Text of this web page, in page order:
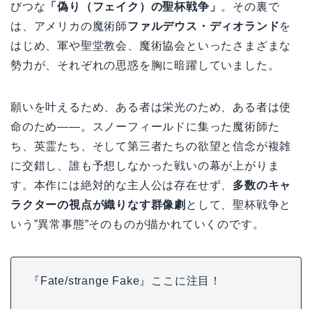
びつな 「偽り（フェイク）の聖杯戦争」 。その裏で
は、アメリカの魔術師ファルデウス・ディオランドを
はじめ、軍や聖堂教会、魔術協会といったさまざまな
勢力が、それぞれの思惑を胸に暗躍していました。
願いを叶えるため、ある者は栄光のため、ある者は使
命のため――。スノーフィールドに集った魔術師た
ち、英霊たち、そして第三者たちの欲望と信念が複雑
に交錯し、誰も予想しなかった戦いの幕が上がりま
す。本作には絶対的な主人公は存在せず、 多数のキャ
ラクターの視点が織りなす群像劇 として、聖杯戦争と
いう”異常事態”そのものが描かれていくのです。
『Fate/strange Fake』ここに注目！